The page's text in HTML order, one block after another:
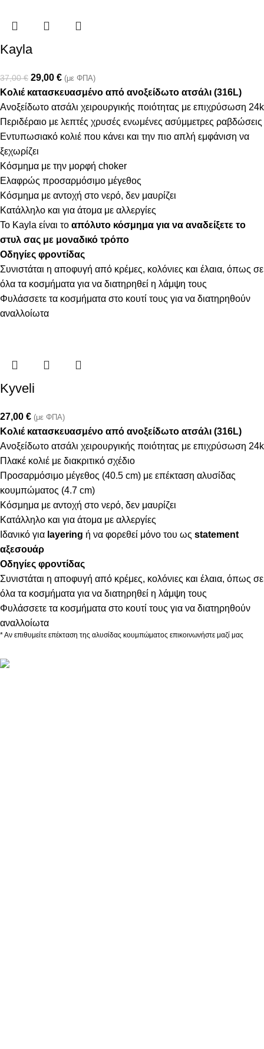
Kayla
37,00€ 29,00 € (με ΦΠΑ)
Κολιέ κατασκευασμένο από ανοξείδωτο ατσάλι (316L)
Ανοξείδωτο ατσάλι χειρουργικής ποιότητας με επιχρύσωση 24k
Περιδέραιο με λεπτές χρυσές ενωμένες ασύμμετρες ραβδώσεις
Εντυπωσιακό κολιέ που κάνει και την πιο απλή εμφάνιση να
ξεχωρίζει
Κόσμημα με την μορφή choker
Ελαφρώς προσαρμόσιμο μέγεθος
Κόσμημα με αντοχή στο νερό, δεν μαυρίζει
Κατάλληλο και για άτομα με αλλεργίες
Το Kayla είναι το απόλυτο κόσμημα για να αναδείξετε το
στυλ σας με μοναδικό τρόπο
Οδηγίες φροντίδας
Συνιστάται η αποφυγή από κρέμες, κολόνιες και έλαια, όπως σε
όλα τα κοσμήματα για να διατηρηθεί η λάμψη τους
Φυλάσσετε τα κοσμήματα στο κουτί τους για να διατηρηθούν
αναλλοίωτα
Kyveli
27,00 € (με ΦΠΑ)
Κολιέ κατασκευασμένο από ανοξείδωτο ατσάλι (316L)
Ανοξείδωτο ατσάλι χειρουργικής ποιότητας με επιχρύσωση 24k
Πλακέ κολιέ με διακριτικό σχέδιο
Προσαρμόσιμο μέγεθος (40.5 cm) με επέκταση αλυσίδας
κουμπώματος (4.7 cm)
Κόσμημα με αντοχή στο νερό, δεν μαυρίζει
Κατάλληλο και για άτομα με αλλεργίες
Ιδανικό για layering ή να φορεθεί μόνο του ως statement
αξεσουάρ
Οδηγίες φροντίδας
Συνιστάται η αποφυγή από κρέμες, κολόνιες και έλαια, όπως σε
όλα τα κοσμήματα για να διατηρηθεί η λάμψη τους
Φυλάσσετε τα κοσμήματα στο κουτί τους για να διατηρηθούν
αναλλοίωτα
* Αν επιθυμείτε επέκταση της αλυσίδας κουμπώματος επικοινωνήστε μαζί μας